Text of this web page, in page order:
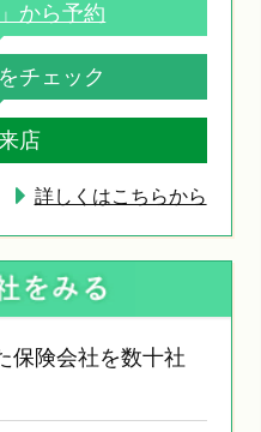
から予約
チェック
店
詳しくはこちらから
保険会社を数十社